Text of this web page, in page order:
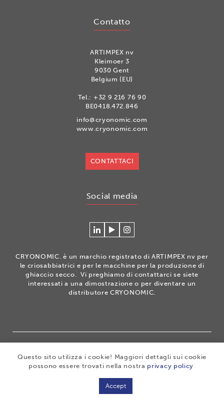
Contatto
ARTIMPEX nv
Kleimoer 3
9030 Gent
Belgium (EU)
Tel.: +32 9 216 76 90
BE0418.472.846
info@cryonomic.com
www.cryonomic.com
CONTATTACI
Social media
Connecteer
Cryonomic
op
Linkedin
Watch
videos
on
the
Cryonomic
Youtube
Volg
op
Instagram
CRYONOMIC. è un marchio registrato di ARTIMPEX nv per
le criosabbiatrici e per le macchine per la produzione di
ghiaccio secco. Vi preghiamo di contattarci se siete
interessati a una dimostrazione o per diventare un
distributore CRYONOMIC.
of ARTIMPEX nv
| Privacy | Disclaimer | Cookies
Questo sito utilizza i cookie! Maggiori dettagli sui cookie
possono essere trovati nella nostra privacy policy
Accept